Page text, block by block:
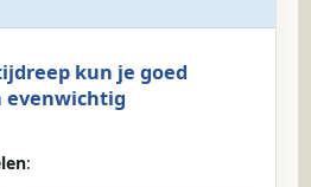
kun je goed
evenwichtig
: